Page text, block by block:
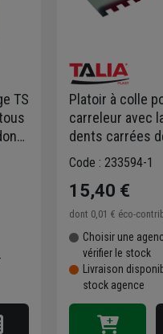
TS
Platoir à colle
carreleur avec
dents carrées
mm et poignée
polyamide - 28 x
Code : 233594-1
15,40 €
dont 0,01 € éco-
Choisir une
vérifier le stock
Livraison
stock agence